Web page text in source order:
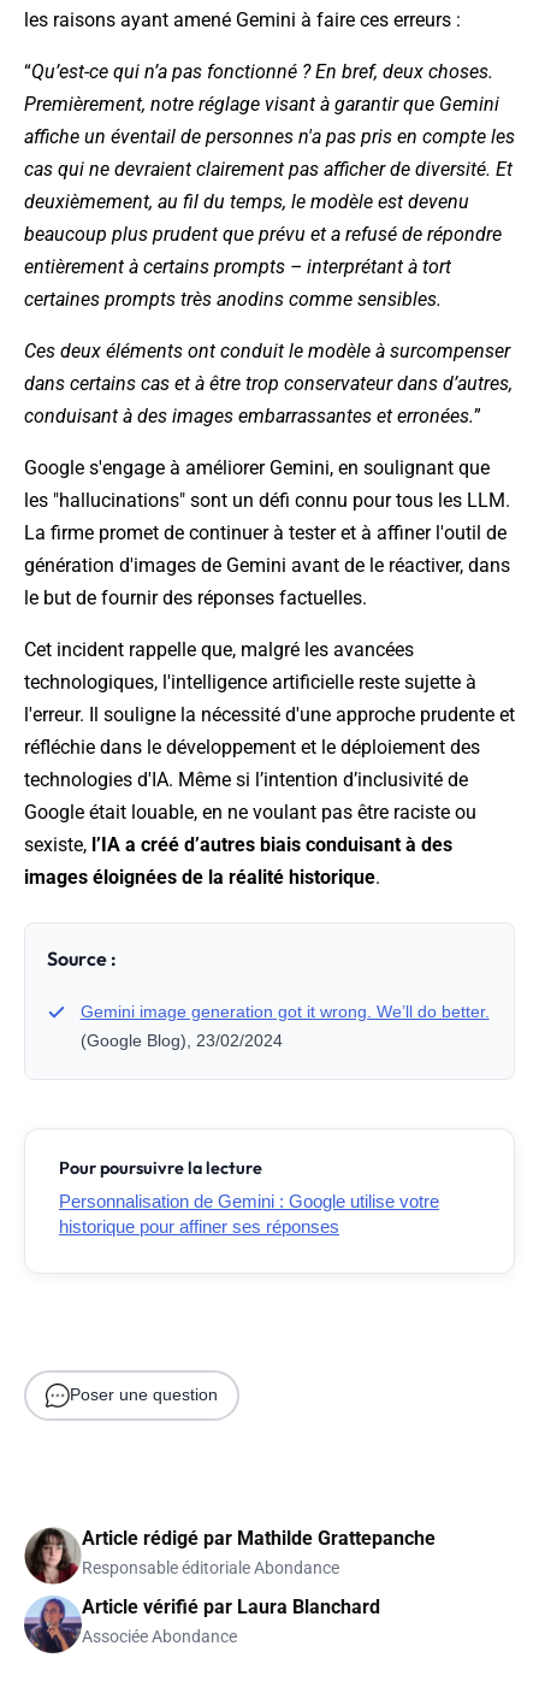
les raisons ayant amené Gemini à faire ces erreurs :
“Qu’est-ce qui n’a pas fonctionné ? En bref, deux choses.
Premièrement, notre réglage visant à garantir que Gemini
affiche un éventail de personnes n'a pas pris en compte les
cas qui ne devraient clairement pas afficher de diversité. Et
deuxièmement, au fil du temps, le modèle est devenu
beaucoup plus prudent que prévu et a refusé de répondre
entièrement à certains prompts – interprétant à tort
certaines prompts très anodins comme sensibles.
Ces deux éléments ont conduit le modèle à surcompenser
dans certains cas et à être trop conservateur dans d’autres,
conduisant à des images embarrassantes et erronées.”
Google s'engage à améliorer Gemini, en soulignant que
les "hallucinations" sont un défi connu pour tous les LLM.
La firme promet de continuer à tester et à affiner l'outil de
génération d'images de Gemini avant de le réactiver, dans
le but de fournir des réponses factuelles.
Cet incident rappelle que, malgré les avancées
technologiques, l'intelligence artificielle reste sujette à
l'erreur. Il souligne la nécessité d'une approche prudente et
réfléchie dans le développement et le déploiement des
technologies d'IA. Même si l’intention d’inclusivité de
Google était louable, en ne voulant pas être raciste ou
sexiste, l’IA a créé d’autres biais conduisant à des
images éloignées de la réalité historique.
Source :
Gemini image generation got it wrong. We’ll do better.
(Google Blog), 23/02/2024
Pour poursuivre la lecture
Personnalisation de Gemini : Google utilise votre
historique pour affiner ses réponses
Poser une question
Article rédigé par Mathilde Grattepanche
Responsable éditoriale Abondance
Article vérifié par Laura Blanchard
Associée Abondance